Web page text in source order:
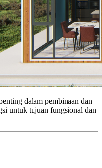
dalam pembinaan dan
untuk tujuan fungsional dan